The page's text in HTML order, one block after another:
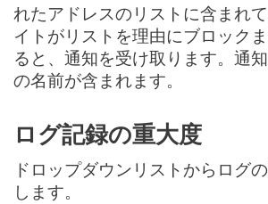
れたアドレスのリストに含まれ
イトがリストを理由にブロック
ると、通知を受け取ります。通
の名前が含まれます。
ログ記録の重大度
ドロップダウンリストからログ
します。